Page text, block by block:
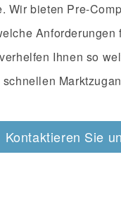
Wir bieten Pre-
Anforderungen
Ihnen so
schnellen
Kontaktieren Sie